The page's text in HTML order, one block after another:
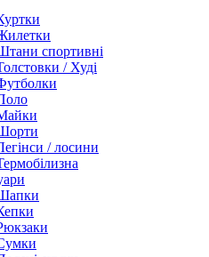
спортивні
/ Худі
/ лосини